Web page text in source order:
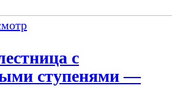
с
ступенями —